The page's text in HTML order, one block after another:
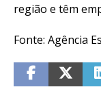
região e têm
Fonte: Agência